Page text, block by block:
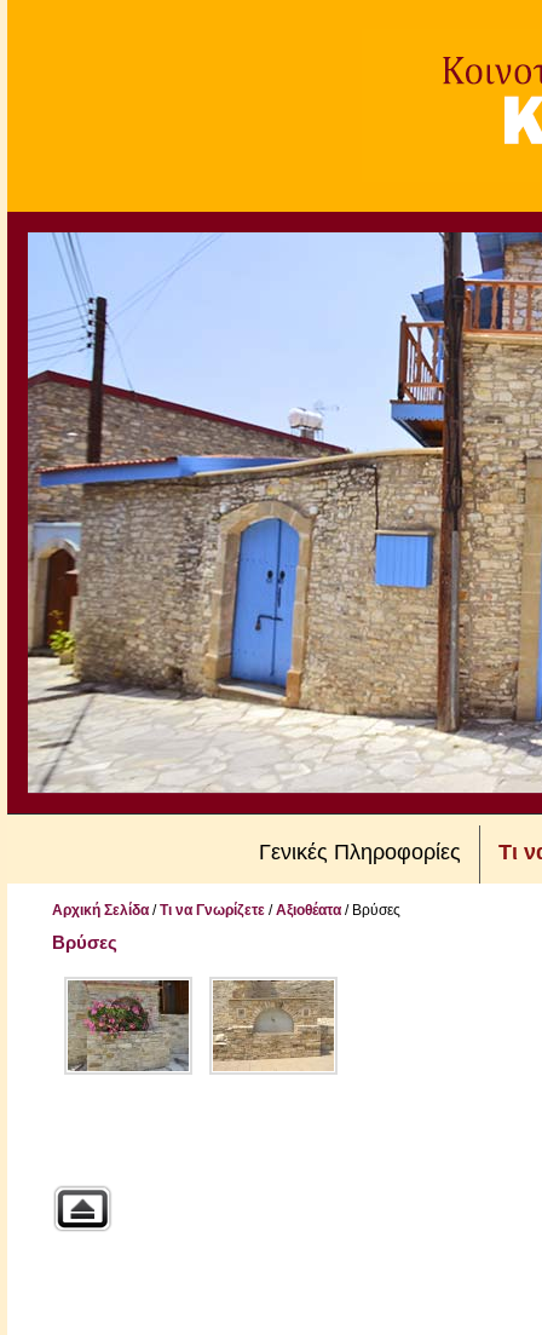
Γενικές Πληροφορίες Τι
Αρχική Σελίδα/Τι να Γνωρίζετε/Αξιοθέατα/ Βρύσες
Βρύσες